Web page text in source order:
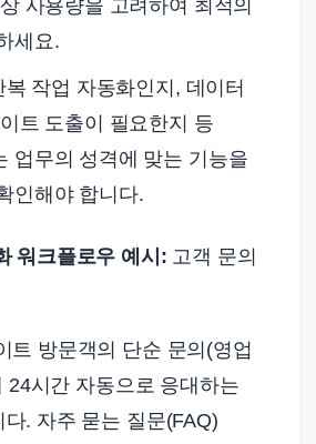
사용량을 고려하여 최적의
세요.
복 작업 자동화인지, 데이터
트 도출이 필요한지 등
업무의 성격에 맞는 기능을
인해야 합니다.
워크플로우 예시: 고객 문의
트 방문객의 단순 문의(영업
24시간 자동으로 응대하는
. 자주 묻는 질문(FAQ)